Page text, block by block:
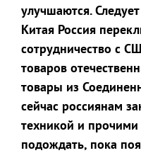
улучшаются.
Китая Россия
сотрудничество с
товаров
товары из
сейчас россиянам
техникой и
подождать, пока